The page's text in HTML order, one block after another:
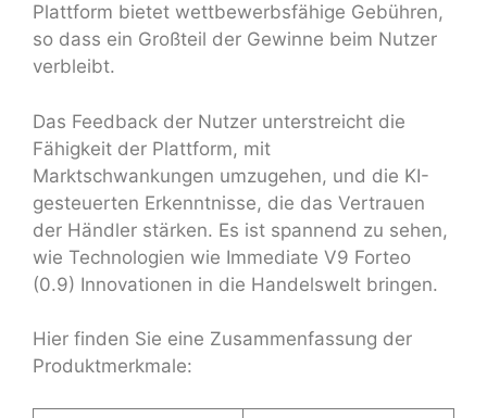
Plattform bietet wettbewerbsfähige Gebühren,
so dass ein Großteil der Gewinne beim Nutzer
verbleibt.
Das Feedback der Nutzer unterstreicht die
Fähigkeit der Plattform, mit
Marktschwankungen umzugehen, und die KI-
gesteuerten Erkenntnisse, die das Vertrauen
der Händler stärken. Es ist spannend zu sehen,
wie Technologien wie Immediate V9 Forteo
(0.9) Innovationen in die Handelswelt bringen.
Hier finden Sie eine Zusammenfassung der
Produktmerkmale: